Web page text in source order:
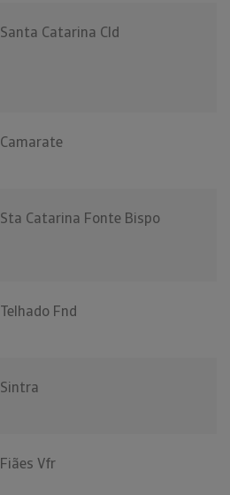
Santa Catarina Cld
Camarate
Sta Catarina Fonte Bispo
Telhado Fnd
Sintra
Fiães Vfr